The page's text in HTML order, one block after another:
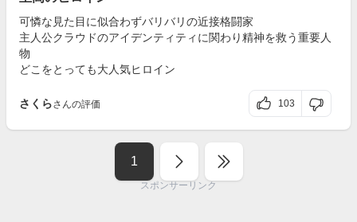
可憐な見た目に似合わずバリバリの近接格闘家
主人公クラウドのアイデンティティに関わり精神を救う重要人
物
どこをとっても大人気ヒロイン
さくらさんの評価 103
1
スポンサーリンク